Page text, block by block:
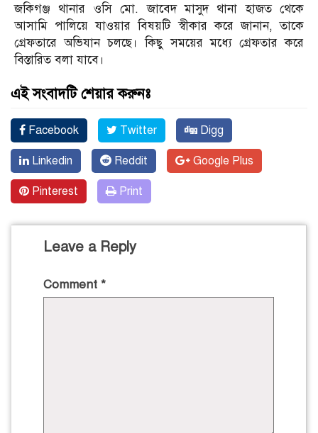
জকিগঞ্জ থানার ওসি মো. জাবেদ মাসুদ থানা হাজত থেকে
আসামি পালিয়ে যাওয়ার বিষয়টি স্বীকার করে জানান, তাকে
গ্রেফতারে অভিযান চলছে। কিছু সময়ের মধ্যে গ্রেফতার করে
বিস্তারিত বলা যাবে।
এই সংবাদটি শেয়ার করুনঃ
Facebook Twitter Digg
Linkedin Reddit Google Plus
Pinterest Print
Leave a Reply
Comment *